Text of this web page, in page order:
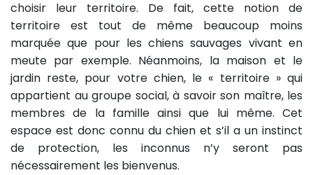
choisir leur territoire. De fait, cette notion de
territoire est tout de même beaucoup moins
marquée que pour les chiens sauvages vivant en
meute par exemple. Néanmoins, la maison et le
jardin reste, pour votre chien, le « territoire » qui
appartient au groupe social, à savoir son maître, les
membres de la famille ainsi que lui même. Cet
espace est donc connu du chien et s’il a un instinct
de protection, les inconnus n’y seront pas
nécessairement les bienvenus.